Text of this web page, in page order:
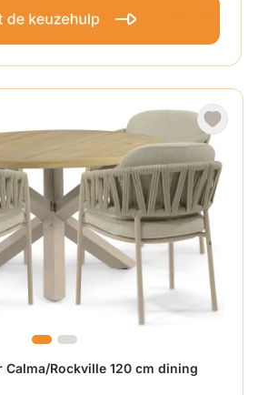
Calma/Rockville 120 cm dining
van de gekozen opties op de